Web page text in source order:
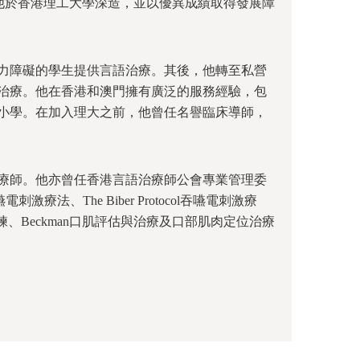
香港理工大學深造，並以優異成績取得發展障
障礙的學生提供言語治療。其後，他轉至私營
療。他在香港和澳門擁有廣泛的服務經驗，包
。在加入理大之前，他曾任名譽臨床導師，
師。他亦曾任香港言語治療師公會專業管理委
刺激療法、The Biber Protocol吞嚥電刺激療
Beckman口肌評估與治療及口部肌肉定位治療